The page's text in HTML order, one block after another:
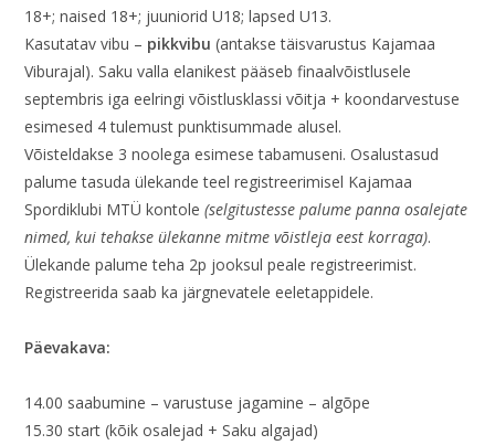
18+; naised 18+; juuniorid U18; lapsed U13.
Kasutatav vibu – pikkvibu (antakse täisvarustus Kajamaa
Viburajal). Saku valla elanikest pääseb finaalvõistlusele
septembris iga eelringi võistlusklassi võitja + koondarvestuse
esimesed 4 tulemust punktisummade alusel.
Võisteldakse 3 noolega esimese tabamuseni. Osalustasud
palume tasuda ülekande teel registreerimisel Kajamaa
Spordiklubi MTÜ kontole (selgitustesse palume panna osalejate
nimed, kui tehakse ülekanne mitme võistleja eest korraga).
Ülekande palume teha 2p jooksul peale registreerimist.
Registreerida saab ka järgnevatele eeletappidele.
Päevakava:
14.00 saabumine – varustuse jagamine – algõpe
15.30 start (kõik osalejad + Saku algajad)